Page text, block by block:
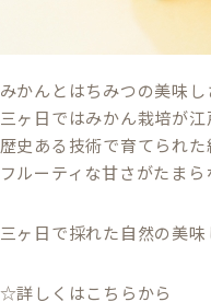
みかんとはちみつの美味し
三ヶ日ではみかん栽培が江
歴史ある技術で育てられ
フルーティな甘さがたまら
三ヶ日で採れた自然の美
☆詳しくはこちらから